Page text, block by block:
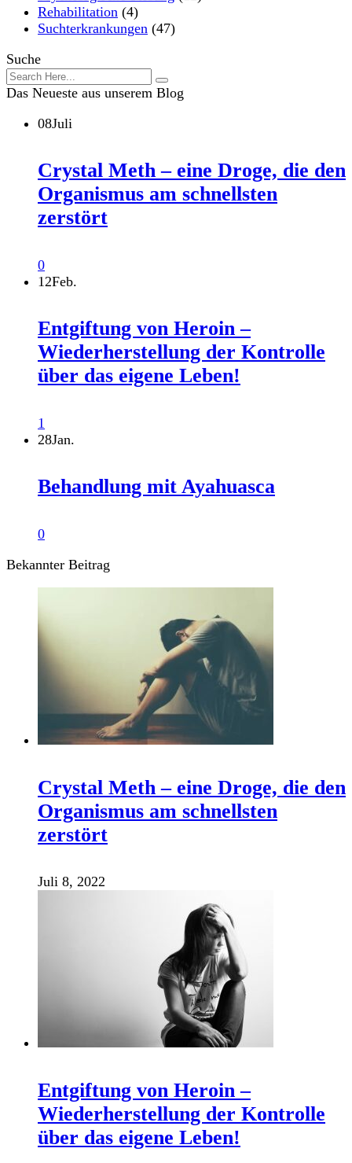
Rehabilitation (4)
Suchterkrankungen (47)
Suche
Das Neueste aus unserem Blog
08Juli
Crystal Meth – eine Droge, die den
Organismus am schnellsten
zerstört
0
12Feb.
Entgiftung von Heroin –
Wiederherstellung der Kontrolle
über das eigene Leben!
1
28Jan.
Behandlung mit Ayahuasca
0
Bekannter Beitrag
Crystal Meth – eine Droge, die den
Organismus am schnellsten
zerstört
Juli 8, 2022
Entgiftung von Heroin –
Wiederherstellung der Kontrolle
über das eigene Leben!